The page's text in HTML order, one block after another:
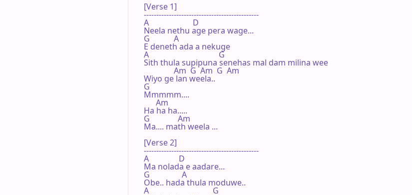
[Verse 1]
----------------------------------------------
A                      D
Neela nethu age pera wage...
G            A
E deneth ada a nekuge
A                                   G
Sith thula supipuna senehas mal dam milina wee
               Am  G  Am  G  Am
Wiyo ge lan weela..
G
Mmmmm....
      Am
Ha ha ha.....
G              Am
Ma.... math weela ...
[Verse 2]
----------------------------------------------
A               D
Ma nolada e aadare...
G                A
Obe.. hada thula moduwe..
A                                G